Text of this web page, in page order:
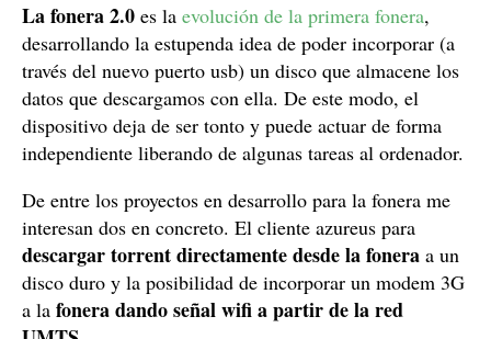
La fonera 2.0 es la evolución de la primera fonera,
desarrollando la estupenda idea de poder incorporar (a
través del nuevo puerto usb) un disco que almacene los
datos que descargamos con ella. De este modo, el
dispositivo deja de ser tonto y puede actuar de forma
independiente liberando de algunas tareas al ordenador.
De entre los proyectos en desarrollo para la fonera me
interesan dos en concreto. El cliente azureus para
descargar torrent directamente desde la fonera a un
disco duro y la posibilidad de incorporar un modem 3G
a la fonera dando señal wifi a partir de la red